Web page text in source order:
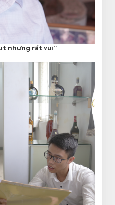
nhưng rất vui”